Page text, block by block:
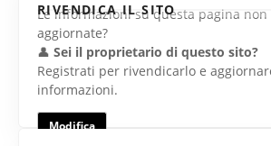
RIVENDICA IL SITO
Le informazioni su questa pagina non
aggiornate?
👤 Sei il proprietario di questo sito?
Registrati per rivendicarlo e
informazioni.
Modifica